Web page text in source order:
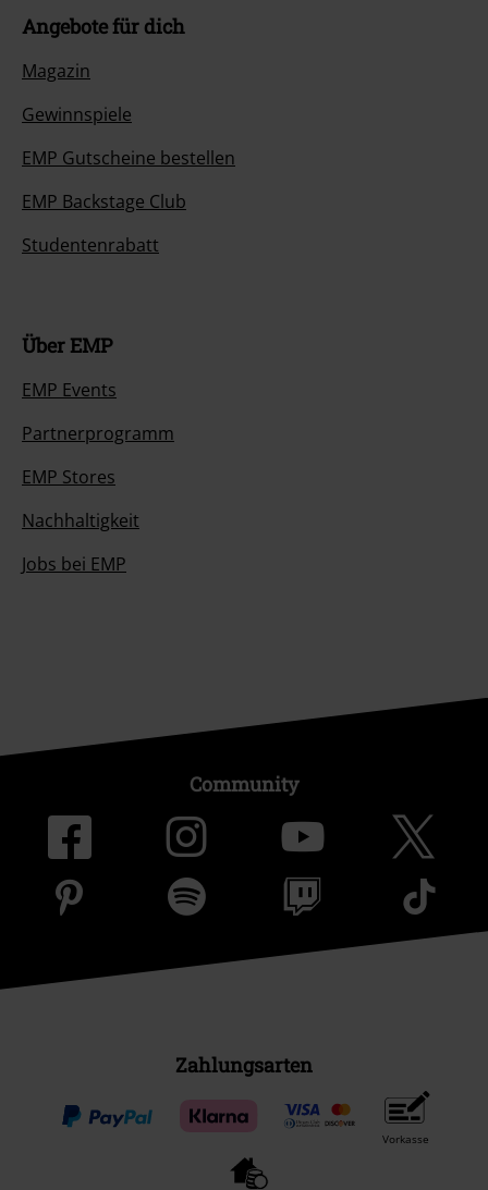
Angebote für dich
Magazin
Gewinnspiele
EMP Gutscheine bestellen
EMP Backstage Club
Studentenrabatt
Über EMP
EMP Events
Partnerprogramm
EMP Stores
Nachhaltigkeit
Jobs bei EMP
Community
Zahlungsarten
Vorkasse